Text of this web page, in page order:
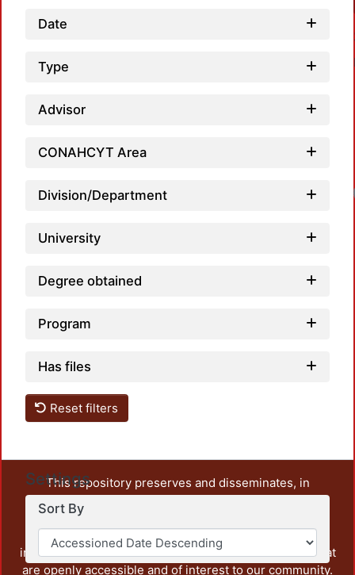
Date
Type
Advisor
CONAHCYT Area
Division/Department
University
Degree obtained
Program
Has files
Reset filters
Settings
Sort By
This repository preserves and disseminates, in
unrestricted open access, the teaching and research
output of UAM Azcapotzalco. It also includes some
administrative and graphic documents from the
institution, as well as content from other institutions that
are openly accessible and of interest to our community.